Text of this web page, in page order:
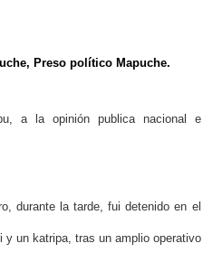
Preso político Mapuche.
a la opinión publica nacional e
durante la tarde, fui detenido en el
y un katripa, tras un amplio operativo